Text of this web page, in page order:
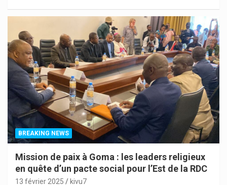
BREAKING NEWS
Mission de paix à Goma : les leaders religieux
en quête d’un pacte social pour l’Est de la RDC
13 février 2025 kivu7